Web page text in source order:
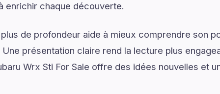
enrichir chaque découverte.
de profondeur aide à mieux comprendre son
présentation claire rend la lecture plus
Wrx Sti For Sale offre des idées nouvelles et